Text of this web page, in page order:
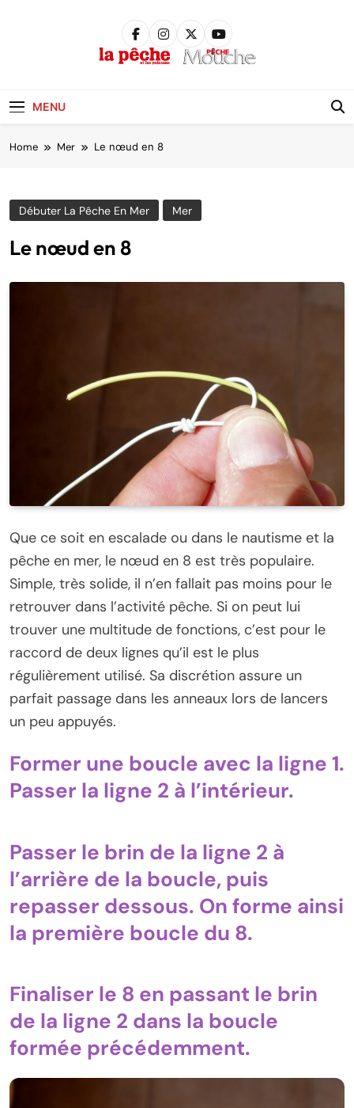
MENU
Home Mer Le nœud en 8
Débuter La Pêche En Mer Mer
Le nœud en 8
Que ce soit en escalade ou dans le nautisme et la
pêche en mer, le nœud en 8 est très populaire.
Simple, très solide, il n’en fallait pas moins pour le
retrouver dans l’activité pêche. Si on peut lui
trouver une multitude de fonctions, c’est pour le
raccord de deux lignes qu’il est le plus
régulièrement utilisé. Sa discrétion assure un
parfait passage dans les anneaux lors de lancers
un peu appuyés.
Former une boucle avec la ligne 1.
Passer la ligne 2 à l’intérieur.
Passer le brin de la ligne 2 à
l’arrière de la boucle, puis
repasser dessous. On forme ainsi
la première boucle du 8.
Finaliser le 8 en passant le brin
de la ligne 2 dans la boucle
formée précédemment.